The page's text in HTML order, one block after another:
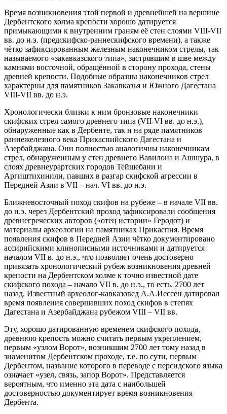
Время возникновения этой первой и древнейшей на вершине
Дербентского холма крепости хорошо датируется
примыкающими к внутренним граням её стен слоями VIII-VII
вв. до н.э. (предскифско-раннескифского времени), а также
чётко зафиксированным железным наконечником стрелы, так
называемого «закавказского типа», застрявшим в шве между
камнями восточной, обращённой в сторону прохода, стены
древней крепости. Подобные образцы наконечников стрел
характерны для памятников Закавказья и Южного Дагестана
VIII-VII вв. до н.э.
Хронологически близки к ним бронзовые наконечники
скифских стрел самого древнего типа (VII-VI вв. до н.э.),
обнаруженные как в Дербенте, так и на ряде памятников
раннежелезного века Прикаспийского Дагестана и
Азербайджана. Они полностью аналогичны наконечникам
стрел, обнаруженным у стен древнего Вавилона и Ашшура, в
слоях древнеурартских городов Тейшебани и
Аргиштихинили, павших в разгар скифской агрессии в
Передней Азии в VII – нач. VI вв. до н.э.
Ближневосточный поход скифов на рубеже – в начале VII вв.
до н.э. через Дербентский проход зафиксировали сообщения
древнегреческих авторов («отец истории» Геродот) и
материалы археологии на памятниках Прикаспия. Время
появления скифов в Передней Азии чётко документировано
ассирийскими клинописными источниками и датируется
началом VII в. до н.э., что позволяет очень достоверно
привязать хронологический рубеж возникновения древней
крепости на Дербентском холме к точно известной дате
скифского похода – начало VII в. до н.э., то есть. 2700 лет
назад. Известный археолог-кавказовед А.А.Иессен датировал
время появления совершавших поход скифов в степях
Дагестана и Азербайджана рубежом VIII – VII вв.
Эту, хорошо датированную временем скифского похода,
древнюю крепость можно считать первым укреплением,
первым «узлом Ворот», возникшим 2700 лет тому назад в
знаменитом Дербентском проходе, т.е. по сути, первым
Дербентом, название которого в переводе с персидского языка
означает «узел, связь, запор Ворот». Представляется
вероятным, что именно эта дата с наибольшей
достоверностью документирует время возникновения
Дербента.